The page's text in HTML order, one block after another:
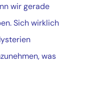
wir gerade
Sich wirklich
was